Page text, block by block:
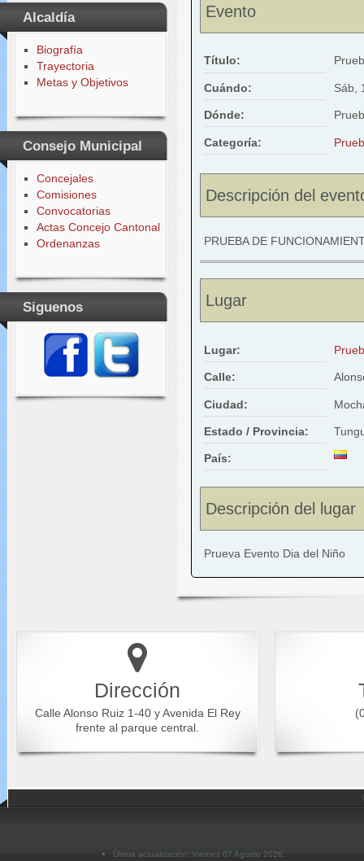
Alcaldía
Biografía
Trayectoria
Metas y Objetivos
Consejo Municipal
Concejales
Comisiones
Convocatorias
Actas Concejo Cantonal
Ordenanzas
Siguenos
Evento
Título:
Cuándo: Sáb,
Dónde:
Categoría:
Descripción del
PRUEBA DE
Lugar
Lugar:
Calle:
Ciudad:
Estado / Provincia:
País:
Descripción del lugar
Prueva Evento Dia del Niño
Dirección
Calle Alonso Ruiz 1-40 y Avenida El Rey
frente al parque central.
Última actualización: Viernes 07 Agosto 2026.